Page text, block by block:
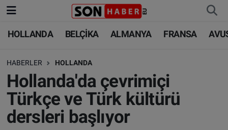
HOLLANDA BELÇİKA ALMANYA FRANSA
HABERLER HOLLANDA
Hollanda'da çevrimiçi
Türkçe ve Türk kültürü
dersleri başlıyor
HOLLANDA
BELÇİKA
ALMANYA
FRANSA
HOLLANDA
BELÇİKA
ALMANYA
TÜRKİYE
Nöbetçi Eczaneler
Hava Durumu
Trafik Durumu
Süper Lig Puan Durumu ve Fikstür